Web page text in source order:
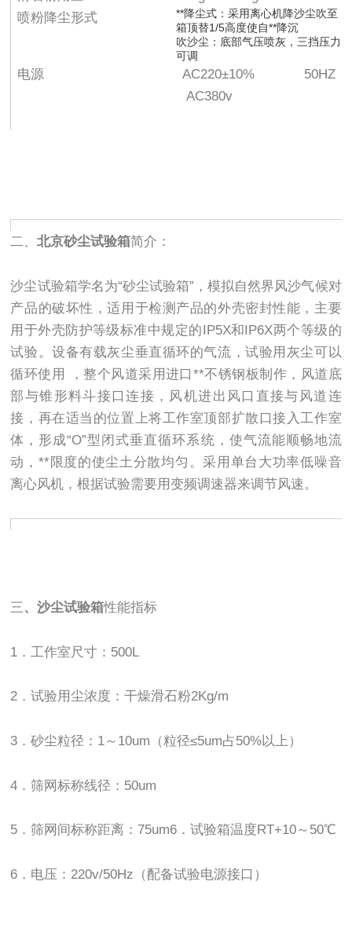
喷粉降尘形式
**降尘式：采用离心机降沙尘吹至
箱顶替1/5高度使自**降沉
吹沙尘：底部气压喷灰，三挡压力
可调
电源
AC220±10% 50HZ
AC380v
二、北京砂尘试验箱简介：
沙尘试验箱学名为“砂尘试验箱”，模拟自然界风沙气候对
产品的破坏性，适用于检测产品的外壳密封性能，主要
用于外壳防护等级标准中规定的IP5X和IP6X两个等级的
试验。设备有载灰尘垂直循环的气流，试验用灰尘可以
循环使用 ，整个风道采用进口**不锈钢板制作，风道底
部与锥形料斗接口连接，风机进出风口直接与风道连
接，再在适当的位置上将工作室顶部扩散口接入工作室
体，形成“O”型闭式垂直循环系统，使气流能顺畅地流
动，**限度的使尘土分散均匀。采用单台大功率低噪音
离心风机，根据试验需要用变频调速器来调节风速。
三、沙尘试验箱性能指标
1．工作室尺寸：500L
2．试验用尘浓度：干燥滑石粉2Kg/m
3．砂尘粒径：1～10um（粒径≤5um占50%以上）
4．筛网标称线径：50um
5．筛网间标称距离：75um6．试验箱温度RT+10～50℃
6．电压：220v/50Hz（配备试验电源接口）